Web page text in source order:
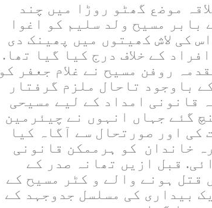
موضع گھٹو روڑا میں چند
بابر مسیح ولد سلیم کو اغوا
کی لاش کھیتوں میں پھینک دی
کے خلاف درج کیا گیا تھا.
روفن مسیح نے غلام جعفر کو
باوجود تاحال ملزم گرفتار
قانونی امداد کے لیے مسیحی
گئے جہاں انہوں نے چیئرمین
کی اور صورتحال سے آگاہ کیا
خاندان کو ہرممکن قانونی
قبل ازیں تھانہ صدر کے
قتل ہونے والے و کٹر مسیح کے
بیداری کی مسلسل جدوجہد کے